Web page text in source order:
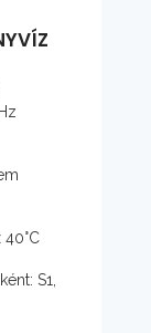
S1,